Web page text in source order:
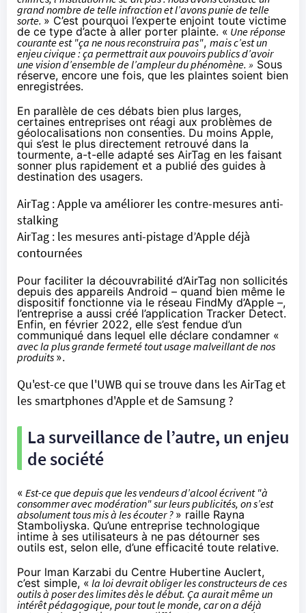
grand nombre de telle infraction et l’avons punie de telle
sorte. » C’est pourquoi l’experte enjoint toute victime
de ce type d’acte à aller porter plainte. « Une réponse
courante est "ça ne nous reconstruira pas", mais c’est un
enjeu civique : ça permettrait aux pouvoirs publics d’avoir
une vision d’ensemble de l’ampleur du phénomène. » Sous
réserve, encore une fois, que les plaintes soient bien
enregistrées.
En parallèle de ces débats bien plus larges,
certaines entreprises ont réagi aux problèmes de
géolocalisations non consenties. Du moins Apple,
qui s’est le plus directement retrouvé dans la
tourmente, a-t-elle adapté ses AirTag en les faisant
sonner plus rapidement et a publié des guides à
destination des usagers.
AirTag : Apple va améliorer les contre-mesures anti-
stalking
AirTag : les mesures anti-pistage d’Apple déjà
contournées
Pour faciliter la découvrabilité d’AirTag non sollicités
depuis des appareils Android – quand bien même le
dispositif fonctionne via le réseau FindMy d’Apple –,
l’entreprise a aussi créé l’application Tracker Detect.
Enfin, en février 2022, elle s’est fendue d’un
communiqué dans lequel elle déclare condamner «
avec la plus grande fermeté tout usage malveillant de nos
produits ».
Qu'est-ce que l'UWB qui se trouve dans les AirTag et
les smartphones d'Apple et de Samsung ?
La surveillance de l’autre, un enjeu
de société
« Est-ce que depuis que les vendeurs d’alcool écrivent "à
consommer avec modération" sur leurs publicités, on s’est
absolument tous mis à les écouter ? » raille Rayna
Stamboliyska. Qu’une entreprise technologique
intime à ses utilisateurs à ne pas détourner ses
outils est, selon elle, d’une efficacité toute relative.
Pour lman Karzabi du Centre Hubertine Auclert,
c’est simple, « la loi devrait obliger les constructeurs de ces
outils à poser des limites dès le début. Ça aurait même un
intérêt pédagogique, pour tout le monde, car on a déjà